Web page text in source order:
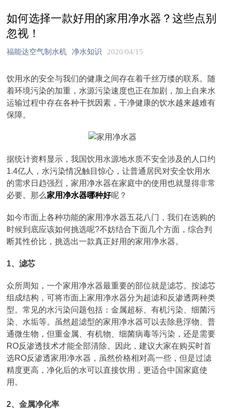
如何选择一款好用的家用净水器？这些点别
忽视！
福能达空气制水机 净水知识 2020/04/15
饮用水的安全与我们的健康之间存在着千丝万缕的联系。随
着环境污染的加重，水源污染速度也正在加剧，加上自来水
运输过程中存在各种干扰因素，干净健康的饮水越来越难有
保障。
据统计资料显示，我国饮用水源地水质不安全涉及的人口约
1.4亿人，水污染情况触目惊心，让普通居民对安全饮用水
的需求日趋强烈，家用净水器在家庭中的使用也就显得非常
必要。那么家用净水器哪种好呢？
如今市面上各种功能的家用净水器五花八门，我们在选购的
时候到底应该如何挑选呢?不妨结合下面几个方面，综合判
断其性价比，挑选出一款真正好用的家用净水器。
1、滤芯
众所周知，一个家用净水器最重要的部位就是滤芯。按滤芯
组成结构，可将市面上家用净水器分为超滤和反渗透两种类
型。常见的水污染问题包括：金属超标、有机污染、细菌污
染、水垢等。虽然超滤型的家用净水器可以去除悬浮物、普
通微生物，但重金属、有机物、细菌病毒等污染，还是需要
RO反渗透技术才能全部清除。因此，建议大家在购买时首
选RO反渗透家用净水器，虽然价格相对高一些，但是过滤
精度更高，净化后的水可以直接饮用，更适合中国家庭使
用。
2、金属净化率